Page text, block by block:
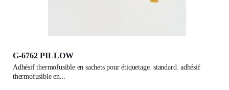
G-6762 PILLOW
adhésif thermofusible en sachets pour étiquetage. standard. adhésif
thermofusible en